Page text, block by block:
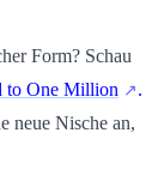
Form? Schau
to One Million
.
neue Nische an,